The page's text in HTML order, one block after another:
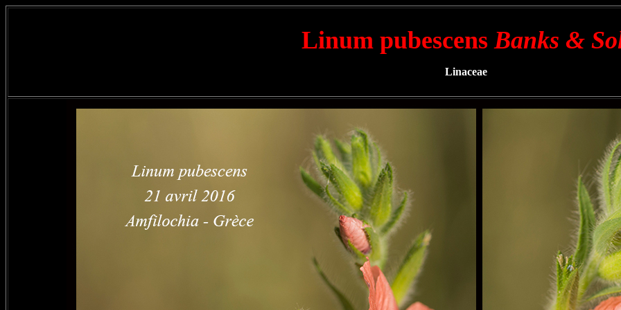
Linum pubescensBanks &
Linaceae